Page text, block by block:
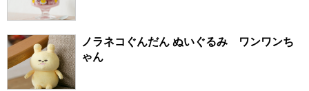
ノラネコぐんだん ぬいぐるみ ワンワンち
ゃん